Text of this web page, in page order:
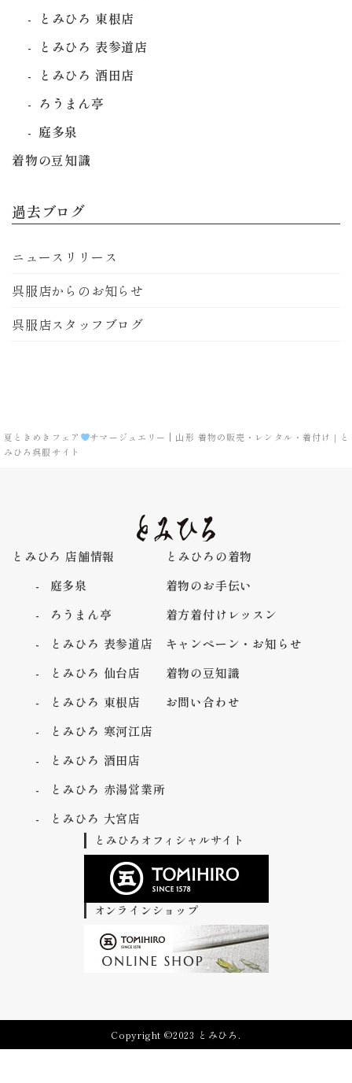
夏ときめきフェア
‪サマージュエリー | 山形 着物の販売・レンタル・着付け｜と
みひろ呉服サイト
とみひろ 東根店
とみひろ 表参道店
とみひろ 酒田店
ろうまん亭
庭多泉
着物の豆知識
過去ブログ
ニュースリリース
呉服店からのお知らせ
呉服店スタッフブログ
とみひろオフィシャルサイト
オンラインショップ
とみひろ 店舗情報
庭多泉
ろうまん亭
とみひろ 表参道店
とみひろ 仙台店
とみひろ 東根店
とみひろ 寒河江店
とみひろ 酒田店
とみひろ 赤湯営業所
とみひろ 大宮店
とみひろの着物
着物のお手伝い
着方着付けレッスン
キャンペーン・お知らせ
着物の豆知識
お問い合わせ
Copyright ©2023 とみひろ.